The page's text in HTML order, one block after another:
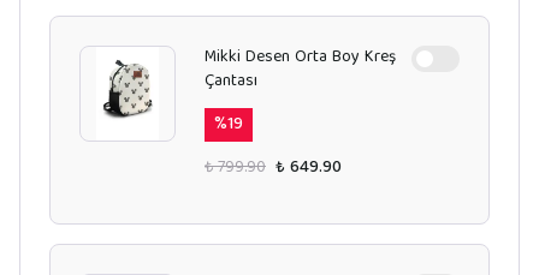
Mikki Desen Orta Boy Kreş
Çantası
%19
₺ 799.90 ₺ 649.90